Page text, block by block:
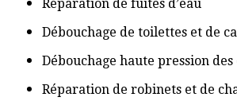
Réparation de fuites d’eau
Débouchage de toilettes et de
Débouchage haute pression des
Réparation de robinets et de